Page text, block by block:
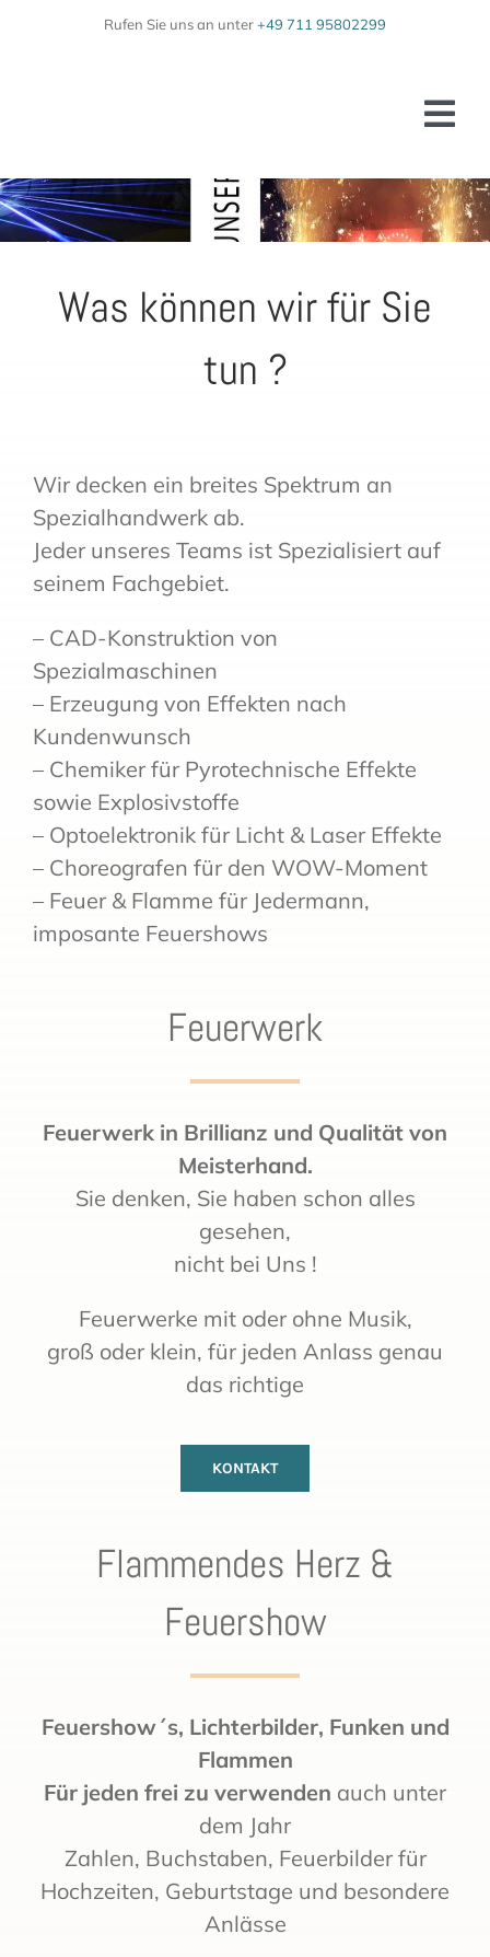
Rufen Sie uns an unter+49 711 95802299
Home
Leistungen
Was können wir für Sie
tun ?
Wir decken ein breites Spektrum an
Spezialhandwerk ab.
Jeder unseres Teams ist Spezialisiert auf
seinem Fachgebiet.
– CAD-Konstruktion von
Spezialmaschinen
– Erzeugung von Effekten nach
Kundenwunsch
– Chemiker für Pyrotechnische Effekte
sowie Explosivstoffe
– Optoelektronik für Licht & Laser Effekte
– Choreografen für den WOW-Moment
– Feuer & Flamme für Jedermann,
imposante Feuershows
Feuerwerk
Feuerwerk in Brillianz und Qualität von
Meisterhand.
Sie denken, Sie haben schon alles
gesehen,
nicht bei Uns !
Feuerwerke mit oder ohne Musik,
groß oder klein, für jeden Anlass genau
das richtige
KONTAKT
Flammendes Herz &
Feuershow
Feuershow´s, Lichterbilder, Funken und
Flammen
Für jeden frei zu verwenden auch unter
dem Jahr
Zahlen, Buchstaben, Feuerbilder für
Hochzeiten, Geburtstage und besondere
Anlässe